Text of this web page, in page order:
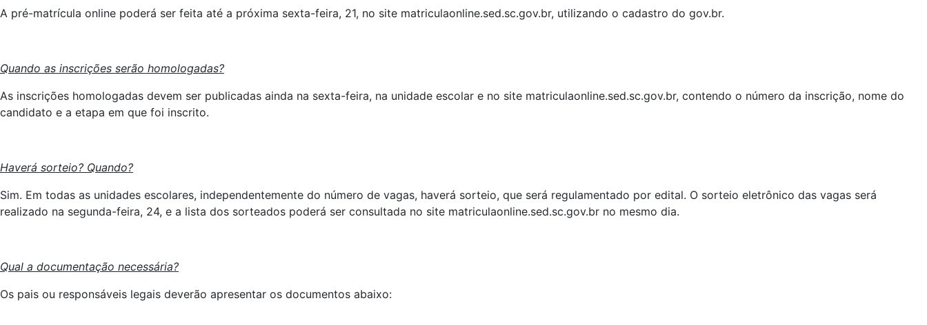
A pré-matrícula online poderá ser feita até a próxima sexta-feira, 21, no site matriculaonline.sed.sc.gov.br, utilizando o cadastro do gov.br.
Quando as inscrições serão homologadas?
As inscrições homologadas devem ser publicadas ainda na sexta-feira, na unidade escolar e no site matriculaonline.sed.sc.gov.br, contendo o número da inscrição, nome do
candidato e a etapa em que foi inscrito.
Haverá sorteio? Quando?
Sim. Em todas as unidades escolares, independentemente do número de vagas, haverá sorteio, que será regulamentado por edital. O sorteio eletrônico das vagas será
realizado na segunda-feira, 24, e a lista dos sorteados poderá ser consultada no site matriculaonline.sed.sc.gov.br no mesmo dia.
Qual a documentação necessária?
Os pais ou responsáveis legais deverão apresentar os documentos abaixo: